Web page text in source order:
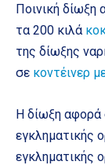
Ποινική δίωξη
τα 200 κιλά
της δίωξης
σε κοντέινερ
Η δίωξη αφορά
εγκληματικής
εγκληματικής